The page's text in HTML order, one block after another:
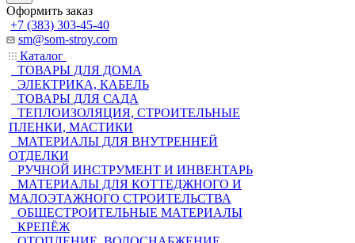
Оформить заказ
+7 (383) 303-45-40
sm@som-stroy.com
Каталог
ТОВАРЫ ДЛЯ ДОМА
ЭЛЕКТРИКА, КАБЕЛЬ
ТОВАРЫ ДЛЯ САДА
ТЕПЛОИЗОЛЯЦИЯ, СТРОИТЕЛЬНЫЕ
ПЛЕНКИ, МАСТИКИ
МАТЕРИАЛЫ ДЛЯ ВНУТРЕННЕЙ
ОТДЕЛКИ
РУЧНОЙ ИНСТРУМЕНТ И ИНВЕНТАРЬ
МАТЕРИАЛЫ ДЛЯ КОТТЕДЖНОГО И
МАЛОЭТАЖНОГО СТРОИТЕЛЬСТВА
ОБЩЕСТРОИТЕЛЬНЫЕ МАТЕРИАЛЫ
КРЕПЁЖ